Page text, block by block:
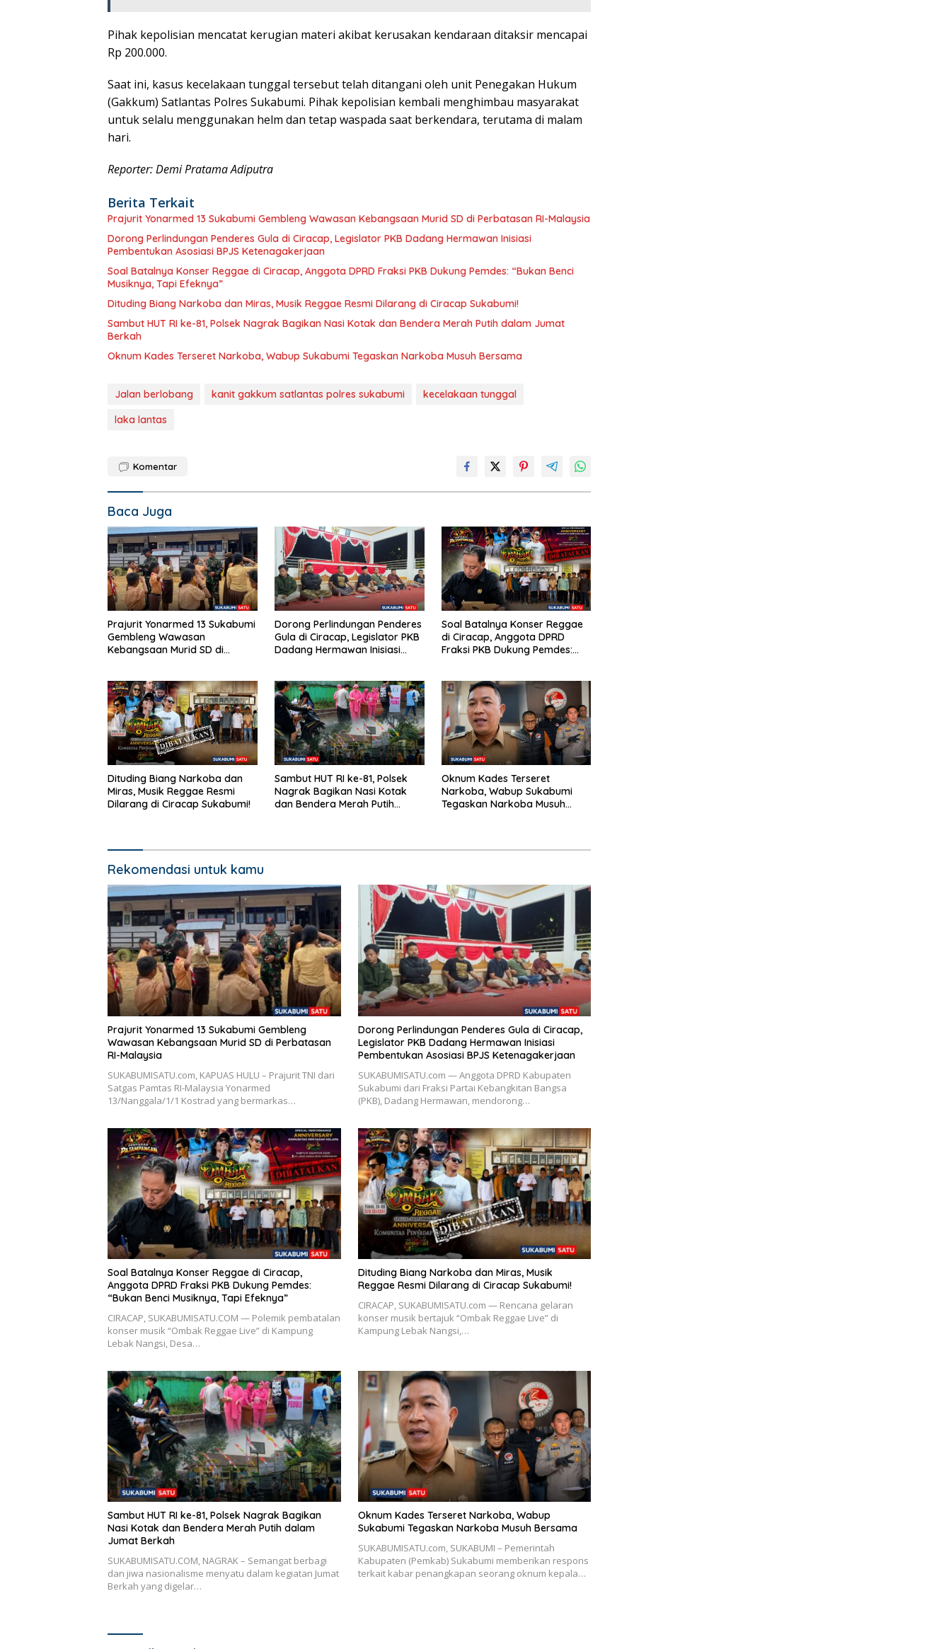
​Pihak kepolisian mencatat kerugian materi akibat kerusakan kendaraan ditaksir mencapai
Rp 200.000.
​Saat ini, kasus kecelakaan tunggal tersebut telah ditangani oleh unit Penegakan Hukum
(Gakkum) Satlantas Polres Sukabumi. Pihak kepolisian kembali menghimbau masyarakat
untuk selalu menggunakan helm dan tetap waspada saat berkendara, terutama di malam
hari.
Reporter: Demi Pratama Adiputra
Berita Terkait
Prajurit Yonarmed 13 Sukabumi Gembleng Wawasan Kebangsaan Murid SD di Perbatasan RI-Malaysia
Dorong Perlindungan Penderes Gula di Ciracap, Legislator PKB Dadang Hermawan Inisiasi
Pembentukan Asosiasi BPJS Ketenagakerjaan
Soal Batalnya Konser Reggae di Ciracap, Anggota DPRD Fraksi PKB Dukung Pemdes: “Bukan Benci
Musiknya, Tapi Efeknya”
Dituding Biang Narkoba dan Miras, Musik Reggae Resmi Dilarang di Ciracap Sukabumi!
Sambut HUT RI ke-81, Polsek Nagrak Bagikan Nasi Kotak dan Bendera Merah Putih dalam Jumat
Berkah
Oknum Kades Terseret Narkoba, Wabup Sukabumi Tegaskan Narkoba Musuh Bersama
Jalan berlobang kanit gakkum satlantas polres sukabumi
kecelakaan tunggal
laka lantas
Komentar
Baca Juga
Prajurit Yonarmed 13 Sukabumi
Gembleng Wawasan
Kebangsaan Murid SD di
Dorong Perlindungan Penderes
Gula di Ciracap, Legislator PKB
Dadang Hermawan Inisiasi
Soal Batalnya Konser Reggae
di Ciracap, Anggota DPRD
Fraksi PKB Dukung Pemdes:
Dituding Biang Narkoba dan
Miras, Musik Reggae Resmi
Dilarang di Ciracap Sukabumi!
Sambut HUT RI ke-81, Polsek
Nagrak Bagikan Nasi Kotak
dan Bendera Merah Putih
Oknum Kades Terseret
Narkoba, Wabup Sukabumi
Tegaskan Narkoba Musuh
Rekomendasi untuk kamu
Prajurit Yonarmed 13 Sukabumi Gembleng
Wawasan Kebangsaan Murid SD di Perbatasan
RI-Malaysia
SUKABUMISATU.com, KAPUAS HULU – Prajurit TNI dari
Satgas Pamtas RI-Malaysia Yonarmed
13/Nanggala/1/1 Kostrad yang bermarkas…
Dorong Perlindungan Penderes Gula di Ciracap,
Legislator PKB Dadang Hermawan Inisiasi
Pembentukan Asosiasi BPJS Ketenagakerjaan
SUKABUMISATU.com — Anggota DPRD Kabupaten
Sukabumi dari Fraksi Partai Kebangkitan Bangsa
(PKB), Dadang Hermawan, mendorong…
Soal Batalnya Konser Reggae di Ciracap,
Anggota DPRD Fraksi PKB Dukung Pemdes:
“Bukan Benci Musiknya, Tapi Efeknya”
CIRACAP, SUKABUMISATU.COM — Polemik pembatalan
konser musik “Ombak Reggae Live” di Kampung
Lebak Nangsi, Desa…
Dituding Biang Narkoba dan Miras, Musik
Reggae Resmi Dilarang di Ciracap Sukabumi!
CIRACAP, SUKABUMISATU.com — Rencana gelaran
konser musik bertajuk “Ombak Reggae Live” di
Kampung Lebak Nangsi,…
Sambut HUT RI ke-81, Polsek Nagrak Bagikan
Nasi Kotak dan Bendera Merah Putih dalam
Jumat Berkah
SUKABUMISATU.COM, NAGRAK – Semangat berbagi
dan jiwa nasionalisme menyatu dalam kegiatan Jumat
Berkah yang digelar…
Oknum Kades Terseret Narkoba, Wabup
Sukabumi Tegaskan Narkoba Musuh Bersama
SUKABUMISATU.com, SUKABUMI – Pemerintah
Kabupaten (Pemkab) Sukabumi memberikan respons
terkait kabar penangkapan seorang oknum kepala…